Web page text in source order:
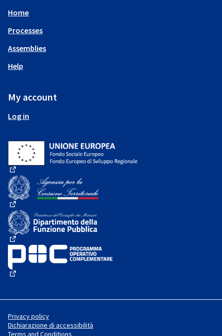
Home
Processes
Assemblies
Help
My account
Log in
(External link)
(External link)
(External link)
Privacy policy
Dichiarazione di accessibilità
Terms and Conditions